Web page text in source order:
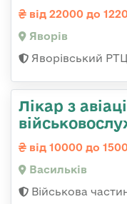
від 22000 до
Яворів
Яворівський
Лікар з
від 10000 до
Васильків
Військова